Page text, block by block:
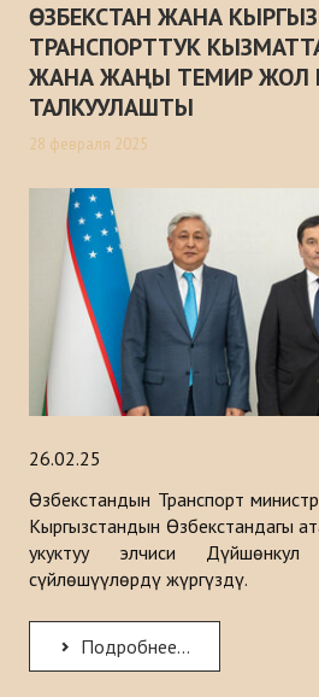
ӨЗБЕКСТАН ЖАНА
ТРАНСПОРТТУК
ЖАНА ЖАҢЫ ТЕМИР ЖОЛ
ТАЛКУУЛАШТЫ
28 февраля 2025
26.02.25
Өзбекстандын Транспорт
Кыргызстандын Өзбекстандагы
укуктуу элчиси
сүйлөшүүлөрдү жүргүздү.
Подробнее...